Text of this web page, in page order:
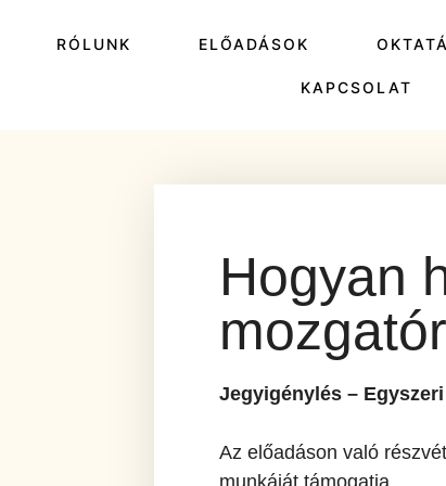
RÓLUNK ELŐADÁSOK
KAPCSOLAT
Hogyan
Jegyigénylés –
Az előadáson való
munkáját támogatja.